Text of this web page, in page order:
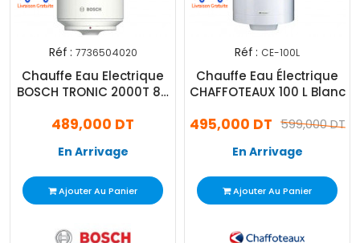
Réf : 7736504020
Chauffe Eau Electrique
BOSCH TRONIC 2000T 80
489,000 DT
En Arrivage
Ajouter Au Panier
Réf : CE-100L
Chauffe Eau Électrique
CHAFFOTEAUX 100 L Blanc
599,000 DT
495,000 DT
En Arrivage
Ajouter Au Panier